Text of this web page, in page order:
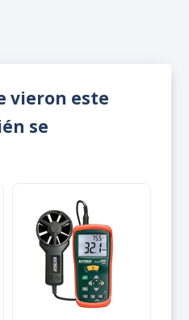
vieron este
se